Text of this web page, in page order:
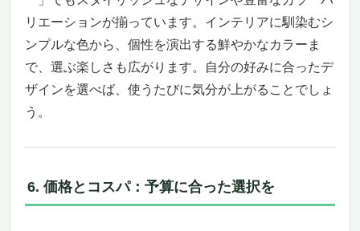
リエーションが揃っています。インテリアに馴染むシ
ンプルな色から、個性を演出する鮮やかなカラーま
で、選ぶ楽しさも広がります。自分の好みに合ったデ
ザインを選べば、使うたびに気分が上がることでしょ
う。
6. 価格とコスパ：予算に合った選択を